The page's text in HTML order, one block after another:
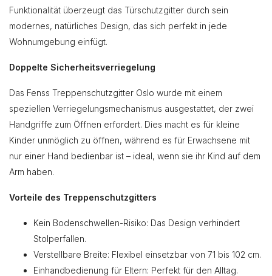
Funktionalität überzeugt das Türschutzgitter durch sein
modernes, natürliches Design, das sich perfekt in jede
Wohnumgebung einfügt.
Doppelte Sicherheitsverriegelung
Das Fenss Treppenschutzgitter Oslo wurde mit einem
speziellen Verriegelungsmechanismus ausgestattet, der zwei
Handgriffe zum Öffnen erfordert. Dies macht es für kleine
Kinder unmöglich zu öffnen, während es für Erwachsene mit
nur einer Hand bedienbar ist – ideal, wenn sie ihr Kind auf dem
Arm haben.
Vorteile des Treppenschutzgitters
Kein Bodenschwellen-Risiko: Das Design verhindert
Stolperfallen.
Verstellbare Breite: Flexibel einsetzbar von 71 bis 102 cm.
Einhandbedienung für Eltern: Perfekt für den Alltag.